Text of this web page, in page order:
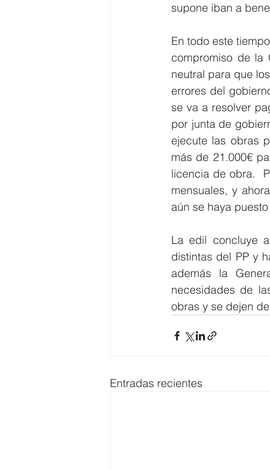
supone iban a
En todo este
compromiso de la
neutral para que
errores del
se va a resolver
por junta de
ejecute las obras
más de 21.000€
licencia de obra.
mensuales, y
aún se haya
La edil concluye
distintas del PP y
además la
necesidades de
obras y se dejen
Entradas recientes